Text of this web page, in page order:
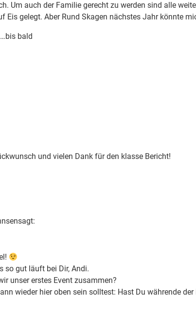
Um auch der Familie gerecht zu werden sind alle
Eis gelegt. Aber Rund Skagen nächstes Jahr könnte
bald
und vielen Dank für den klasse Bericht!
sagt:
so gut läuft bei Dir, Andi.
unser erstes Event zusammen?
wieder hier oben sein solltest: Hast Du währende